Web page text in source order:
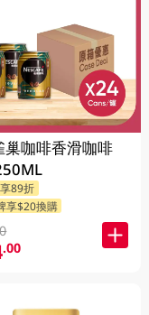
巢咖啡香滑咖啡
89折
享$20換購
.00